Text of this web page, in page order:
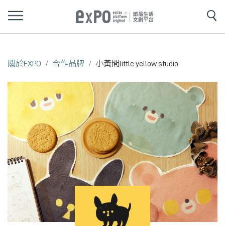
關於EXPO 合作品牌 小黃間little yellow studio